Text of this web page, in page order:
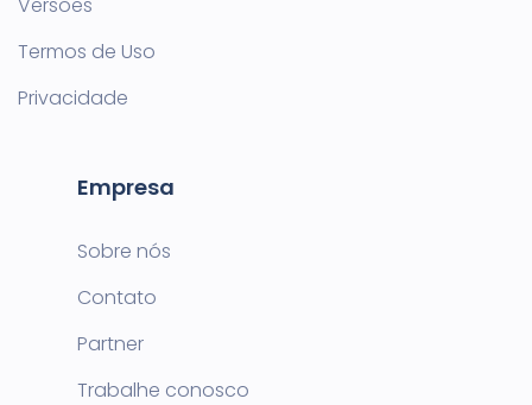
Termos de Uso
Privacidade
Empresa
Sobre nós
Contato
Partner
Trabalhe conosco